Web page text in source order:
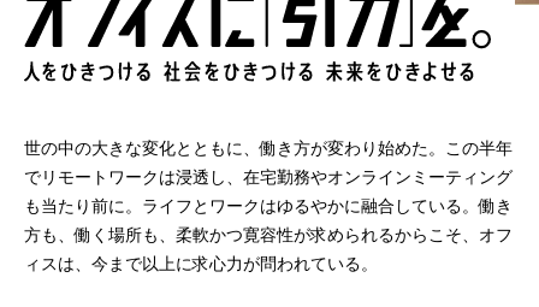
世の中の大きな変化とともに、働き方が変わり始めた。 この半年
でリモートワークは浸透し、 在宅勤務やオンラインミーティング
も当たり前に。 ライフとワークはゆるやかに融合している。働き
方も、働く場所も、柔軟かつ寛容性が求められるからこそ、 オフ
ィスは、今まで以上に求心力が問われている。